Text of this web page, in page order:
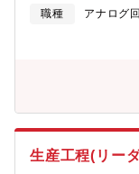
す。■面接は1回です
職種
アナログ
生産工程(リー